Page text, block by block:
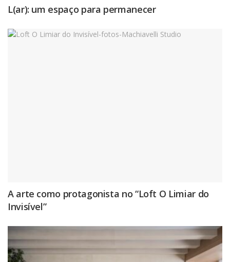
L(ar): um espaço para permanecer
A arte como protagonista no “Loft O Limiar do
Invisível”